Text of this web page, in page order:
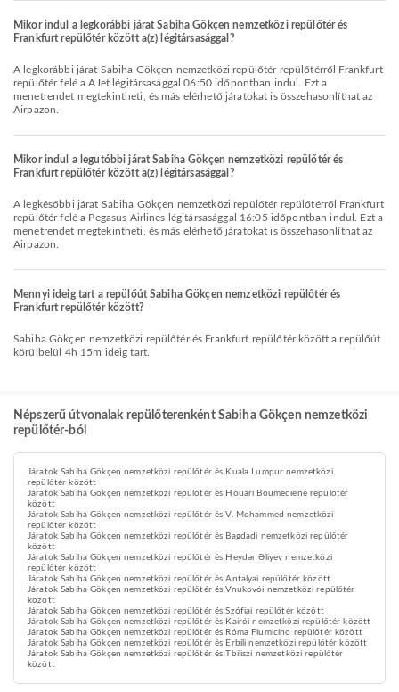
Mikor indul a legkorábbi járat Sabiha Gökçen nemzetközi repülőtér és
Frankfurt repülőtér között a(z) légitársasággal?
A legkorábbi járat Sabiha Gökçen nemzetközi repülőtér repülőtérről Frankfurt
repülőtér felé a AJet légitársasággal 06:50 időpontban indul. Ezt a
menetrendet megtekintheti, és más elérhető járatokat is összehasonlíthat az
Airpazon.
Mikor indul a legutóbbi járat Sabiha Gökçen nemzetközi repülőtér és
Frankfurt repülőtér között a(z) légitársasággal?
A legkésőbbi járat Sabiha Gökçen nemzetközi repülőtér repülőtérről Frankfurt
repülőtér felé a Pegasus Airlines légitársasággal 16:05 időpontban indul. Ezt a
menetrendet megtekintheti, és más elérhető járatokat is összehasonlíthat az
Airpazon.
Mennyi ideig tart a repülőút Sabiha Gökçen nemzetközi repülőtér és
Frankfurt repülőtér között?
Sabiha Gökçen nemzetközi repülőtér és Frankfurt repülőtér között a repülőút
körülbelül 4h 15m ideig tart.
Népszerű útvonalak repülőterenként Sabiha Gökçen nemzetközi
repülőtér-ból
Járatok Sabiha Gökçen nemzetközi repülőtér és Kuala Lumpur nemzetközi
repülőtér között
Járatok Sabiha Gökçen nemzetközi repülőtér és Houari Boumediene repülőtér
között
Járatok Sabiha Gökçen nemzetközi repülőtér és V. Mohammed nemzetközi
repülőtér között
Járatok Sabiha Gökçen nemzetközi repülőtér és Bagdadi nemzetközi repülőtér
között
Járatok Sabiha Gökçen nemzetközi repülőtér és Heydər Əliyev nemzetközi
repülőtér között
Járatok Sabiha Gökçen nemzetközi repülőtér és Antalyai repülőtér között
Járatok Sabiha Gökçen nemzetközi repülőtér és Vnukovói nemzetközi repülőtér
között
Járatok Sabiha Gökçen nemzetközi repülőtér és Szófiai repülőtér között
Járatok Sabiha Gökçen nemzetközi repülőtér és Kairói nemzetközi repülőtér között
Járatok Sabiha Gökçen nemzetközi repülőtér és Róma Fiumicino repülőtér között
Járatok Sabiha Gökçen nemzetközi repülőtér és Erbíli nemzetközi repülőtér között
Járatok Sabiha Gökçen nemzetközi repülőtér és Tbiliszi nemzetközi repülőtér
között